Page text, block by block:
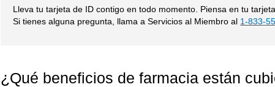
Lleva tu tarjeta de ID contigo en todo momento. Piensa en tu
Si tienes alguna pregunta, llama a Servicios al Miembro al 1-833-
¿Qué beneficios de farmacia están